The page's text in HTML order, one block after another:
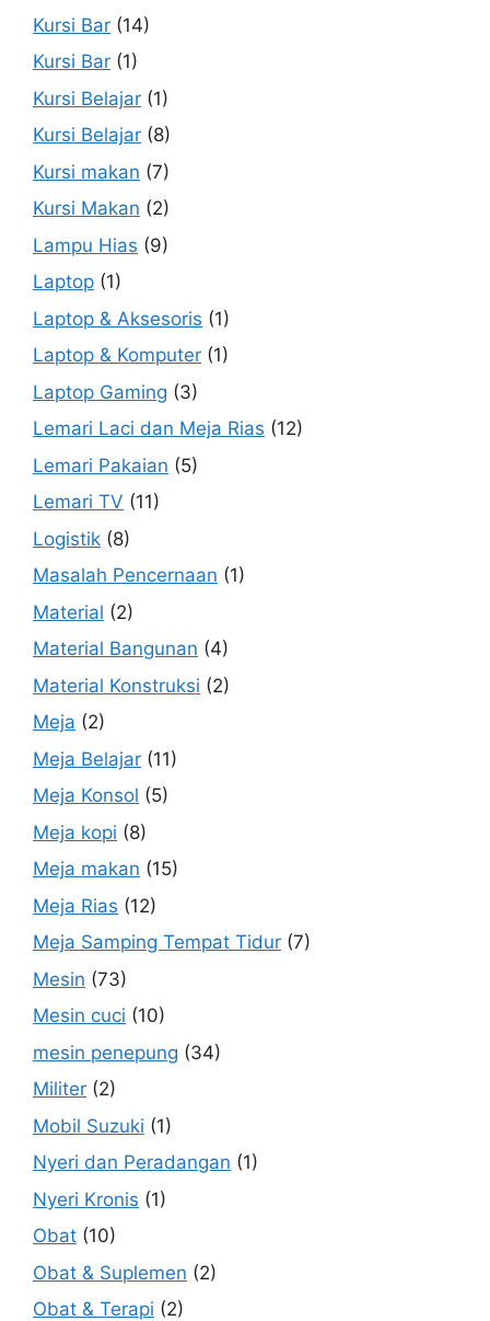
Kursi Bar (14)
Kursi Bar (1)
Kursi Belajar (1)
Kursi Belajar (8)
Kursi makan (7)
Kursi Makan (2)
Lampu Hias (9)
Laptop (1)
Laptop & Aksesoris (1)
Laptop & Komputer (1)
Laptop Gaming (3)
Lemari Laci dan Meja Rias (12)
Lemari Pakaian (5)
Lemari TV (11)
Logistik (8)
Masalah Pencernaan (1)
Material (2)
Material Bangunan (4)
Material Konstruksi (2)
Meja (2)
Meja Belajar (11)
Meja Konsol (5)
Meja kopi (8)
Meja makan (15)
Meja Rias (12)
Meja Samping Tempat Tidur (7)
Mesin (73)
Mesin cuci (10)
mesin penepung (34)
Militer (2)
Mobil Suzuki (1)
Nyeri dan Peradangan (1)
Nyeri Kronis (1)
Obat (10)
Obat & Suplemen (2)
Obat & Terapi (2)